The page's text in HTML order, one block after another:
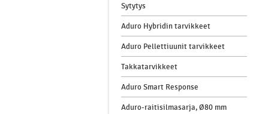
Sytytys
Aduro Hybridin tarvikkeet
Aduro Pellettiuunit tarvikkeet
Takkatarvikkeet
Aduro Smart Response
Aduro-raitisilmasarja, Ø80 mm